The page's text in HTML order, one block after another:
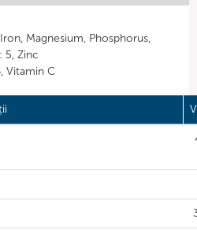
Magnesium, Phosphorus,
5, Zinc
Vitamin C